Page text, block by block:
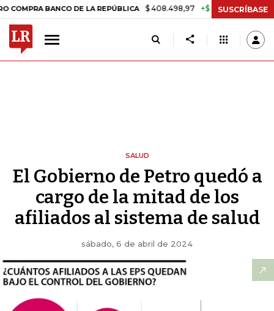
BANCO DE LA REPÚBLICA $ 408.498,97 +$ 8.753,81 +2,19%
SUSCRÍBASE
SALUD
El Gobierno de Petro quedó a
cargo de la mitad de los
afiliados al sistema de salud
sábado, 6 de abril de 2024